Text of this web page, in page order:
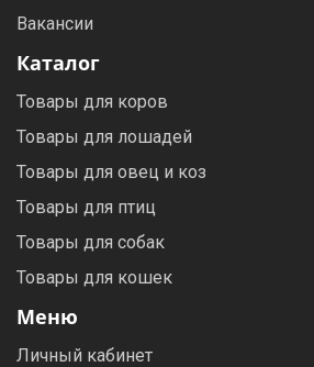
Вакансии
Каталог
Товары для коров
Товары для лошадей
Товары для овец и коз
Товары для птиц
Товары для собак
Товары для кошек
Меню
Личный кабинет